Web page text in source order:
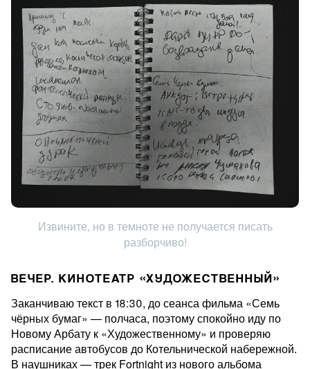
Извините, но в темноте не получается писать
разборчиво!
ВЕЧЕР. КИНОТЕАТР «ХУДОЖЕСТВЕННЫЙ»
Заканчиваю текст в 18:30, до сеанса фильма «Семь
чёрных бумаг» — полчаса, поэтому спокойно иду по
Новому Арбату к «Художественному» и проверяю
расписание автобусов до Котельнической набережной.
В наушниках — трек Fortnight из нового альбома